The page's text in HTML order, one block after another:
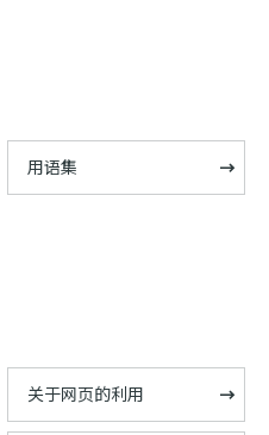
用语集
关于网页的利用